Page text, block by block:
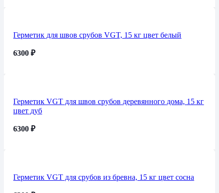
Герметик для швов срубов VGT, 15 кг цвет белый
6300₽
Герметик VGT для швов срубов деревянного дома, 15 кг
цвет дуб
6300₽
Герметик VGT для срубов из бревна, 15 кг цвет сосна